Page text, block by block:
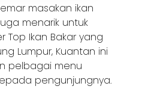
masakan ikan
menarik untuk
Top Ikan Bakar yang
Lumpur, Kuantan ini
pelbagai menu
pengunjungnya.